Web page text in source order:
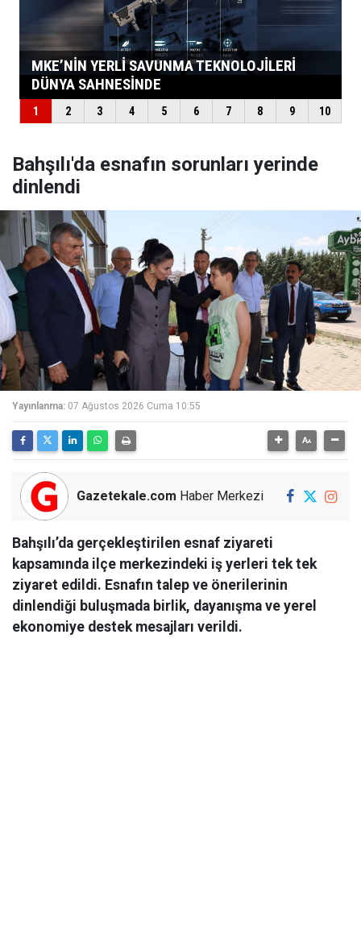
Bahşılı'da esnafın sorunları yerinde
dinlendi
Yayınlanma: 07 Ağustos 2026 Cuma 10:55
Gazetekale.com Haber Merkezi
Bahşılı’da gerçekleştirilen esnaf ziyareti
kapsamında ilçe merkezindeki iş yerleri tek tek
ziyaret edildi. Esnafın talep ve önerilerinin
dinlendiği buluşmada birlik, dayanışma ve yerel
ekonomiye destek mesajları verildi.